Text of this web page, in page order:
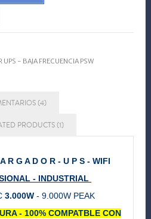
UPS - BAJA FRECUENCIA PSW
(4)
PRODUCTS (1)
R G A D O R - U P S - WIFI
- INDUSTRIAL
3.000W- 9.000W PEAK
- 100% COMPATBLE CON